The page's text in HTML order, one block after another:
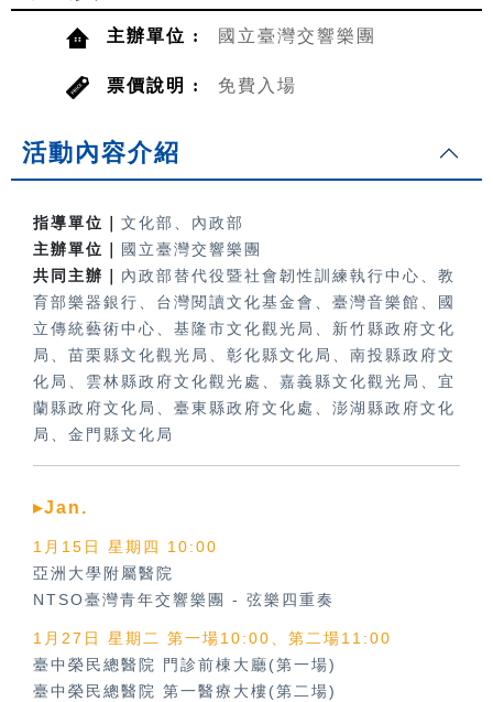
主辦單位 : 國立臺灣交響樂團
票價說明 : 免費入場
活動內容介紹
指導單位｜ 文化部、內政部
主辦單位｜
國立臺灣交響樂團
共同主辦｜ 內政部替代役暨社會韌性訓練執行中心、教
育部樂器銀行、 台灣閱讀文化基金會、臺灣音樂館、國
立傳統藝術中心、基隆市文化觀光局、新竹縣政府文化
局、苗栗縣文化觀光局、彰化縣文化局、南投縣政府文
化局、雲林縣政府文化觀光處、嘉義縣文化觀光局、宜
蘭縣政府文化局、臺東縣政府文化處、澎湖縣政府文化
局、金門縣文化局
▸Jan.
1月15日 星期四 10:00
亞洲大學附屬醫院
NTSO臺灣青年交響樂團 - 弦樂四重奏
1月27日 星期二 第一場10:00、第二場11:00
臺中榮民總醫院 門診前棟大廳(第一場)
臺中榮民總醫院 第一醫療大樓(第二場)